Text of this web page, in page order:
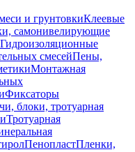
и грунтовкиКлеевые
самонивелирующие
Гидроизоляционные
смесейПены,
Монтажная
Фиксаторы
блоки, тротуарная
Тротуарная
ПенопластПленки,